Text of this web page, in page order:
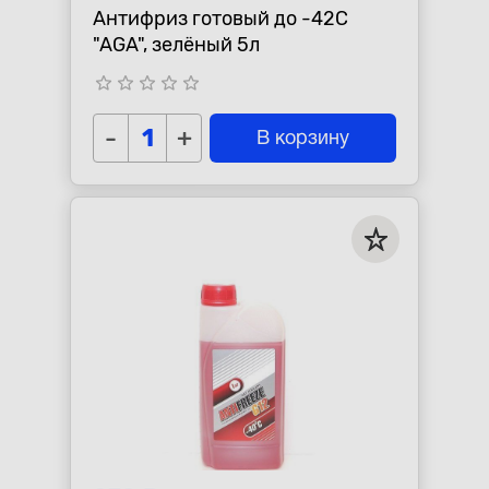
Антифриз готовый до -42С
"AGA", зелёный 5л
star_border star_border star_border star_border star_border
- + В корзину